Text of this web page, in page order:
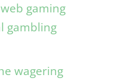
gaming
gambling
wagering